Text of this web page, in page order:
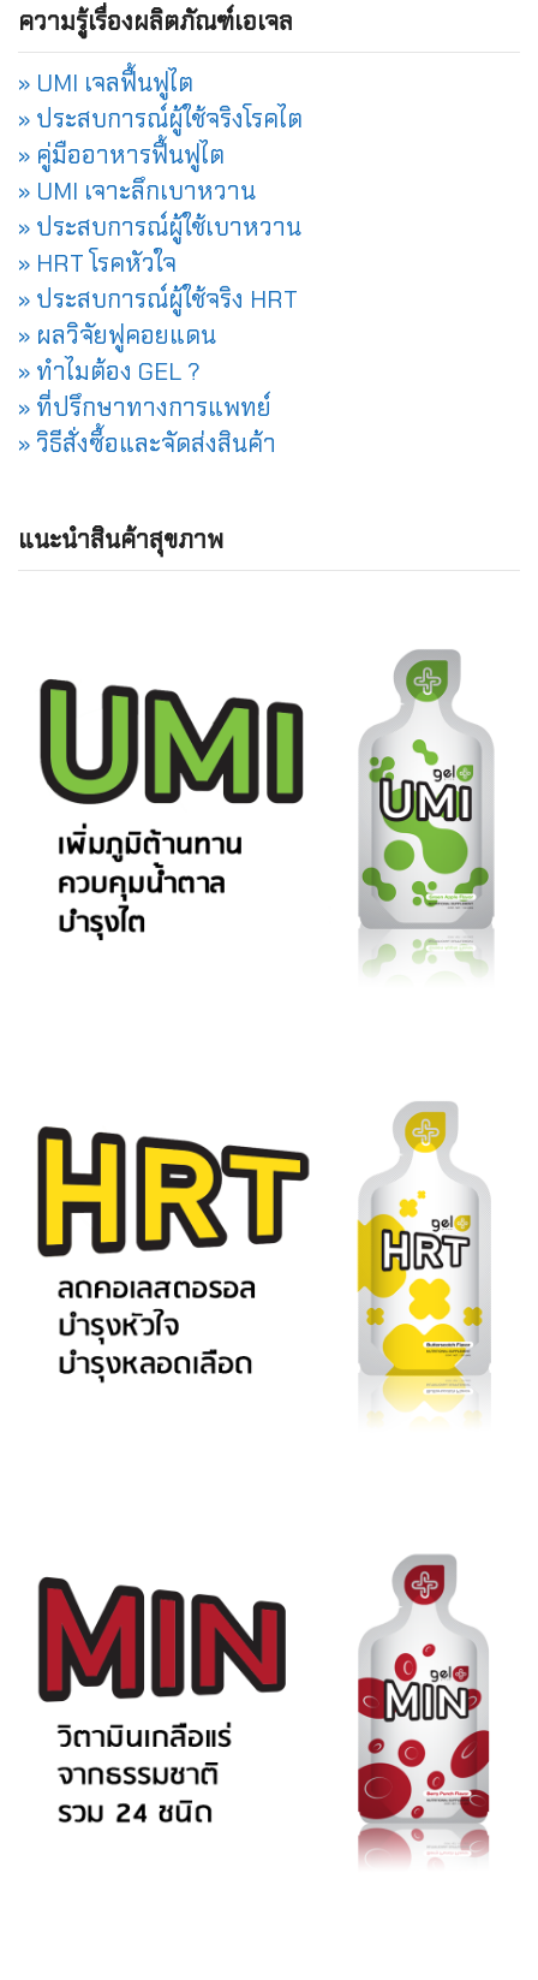
ความรู้เรื่องผลิตภัณฑ์เอเจล
» UMI เจลฟื้นฟูไต
» ประสบการณ์ผู้ใช้จริงโรคไต
» คู่มืออาหารฟื้นฟูไต
» UMI เจาะลึกเบาหวาน
» ประสบการณ์ผู้ใช้เบาหวาน
» HRT โรคหัวใจ
» ประสบการณ์ผู้ใช้จริง HRT
» ผลวิจัยฟูคอยแดน
» ทำไมต้อง GEL ?
» ที่ปรึกษาทางการแพทย์
» วิธีสั่งซื้อและจัดส่งสินค้า
แนะนำสินค้าสุขภาพ